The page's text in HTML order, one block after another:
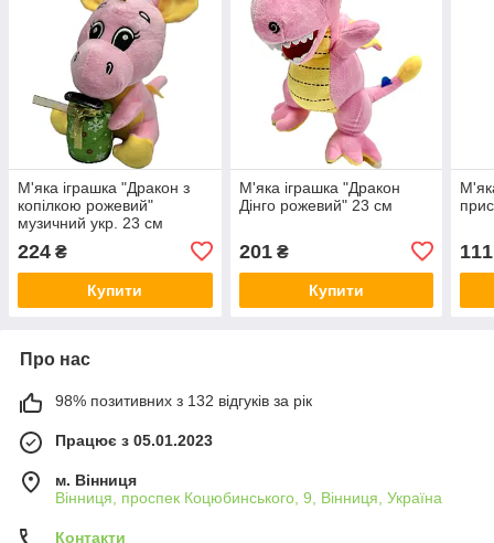
М'яка іграшка "Дракон з
копілкою рожевий"
музичний укр. 23 см
224 ₴
Купити
М'яка іграшка "Дракон
Дінго рожевий" 23 см
201₴
Купити
111
Про нас
98% позитивних з 132 відгуків за рік
Працює з 05.01.2023
м. Вінниця
Вінниця, проспек Коцюбинського, 9, Вінниця, Україна
Контакти